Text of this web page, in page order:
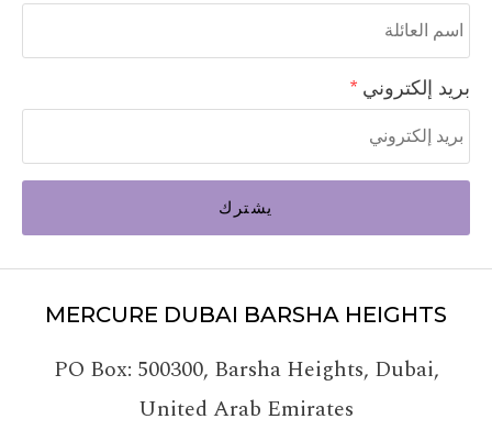
بريد إلكتروني
يشترك
MERCURE DUBAI BARSHA HEIGHTS
PO Box: 500300, Barsha Heights, Dubai,
United Arab Emirates